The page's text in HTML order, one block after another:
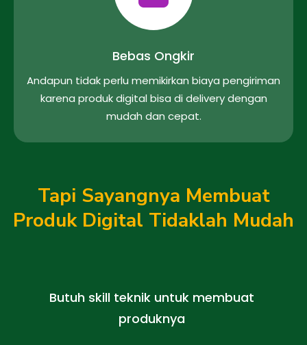
Bebas Ongkir
Andapun tidak perlu memikirkan biaya pengiriman
karena produk digital bisa di delivery dengan
mudah dan cepat.
Tapi Sayangnya Membuat
Produk Digital Tidaklah Mudah
Butuh skill teknik untuk membuat
produknya